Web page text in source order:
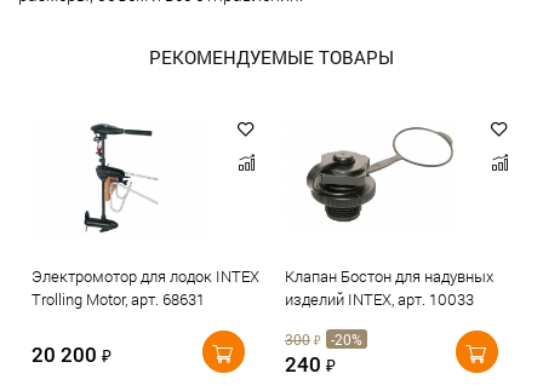
РЕКОМЕНДУЕМЫЕ ТОВАРЫ
Электромотор для лодок INTEX
Trolling Motor, арт. 68631
20 200 ₽
Клапан Бостон для надувных
изделий INTEX, арт. 10033
300 ₽ -20%
240 ₽